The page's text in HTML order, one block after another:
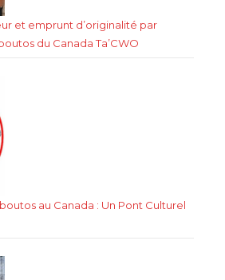
et emprunt d’originalité par
du Canada Ta’CWO
au Canada : Un Pont Culturel